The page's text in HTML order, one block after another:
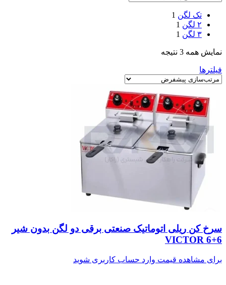
تک لگن 1
۲ لگن
1
۳ لگن
1
نمایش همه 3 نتیجه
فیلترها
سرخ کن ریلی اتوماتیک صنعتی برقی دو لگن بدون شیر
VICTOR 6+6
برای مشاهده قیمت وارد حساب کاربری شوید